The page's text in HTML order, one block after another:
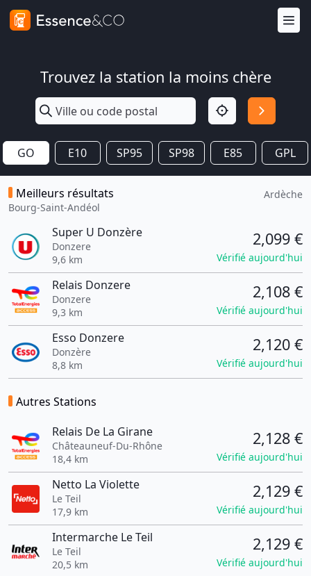
Trouvez la station la moins chère
GO E10 SP95 SP98 E85 GPL
Meilleurs résultats
Bourg-Saint-Andéol
Ardèche
Super U Donzère
Donzere
9,6 km
2,099 €
Vérifié aujourd'hui
Relais Donzere
Donzere
9,3 km
2,108 €
Vérifié aujourd'hui
Esso Donzere
Donzère
8,8 km
2,120 €
Vérifié aujourd'hui
Autres Stations
Relais De La Girane
Châteauneuf-Du-Rhône
18,4 km
2,128 €
Vérifié aujourd'hui
Netto La Violette
Le Teil
17,9 km
2,129 €
Vérifié aujourd'hui
Intermarche Le Teil
Le Teil
20,5 km
2,129 €
Vérifié aujourd'hui